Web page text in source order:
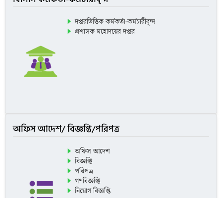
দপ্তরভিত্তিক কর্মকর্তা-কর্মচারীবৃন্দ
প্রশাসক মহোদয়ের দপ্তর
অফিস আদেশ/ বিজ্ঞপ্তি/পরিপত্র
অফিস আদেশ
বিজ্ঞপ্তি
পরিপত্র
গণবিজ্ঞপ্তি
নিয়োগ বিজ্ঞপ্তি